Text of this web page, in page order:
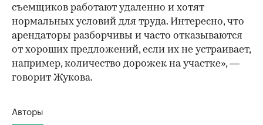
съемщиков работают удаленно и хотят
нормальных условий для труда. Интересно, что
арендаторы разборчивы и часто отказываются
от хороших предложений, если их не устраивает,
например, количество дорожек на участке», —
говорит Жукова.
Авторы